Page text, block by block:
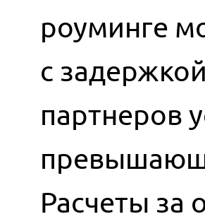
роуминге
с
партнеров
Расчеты за